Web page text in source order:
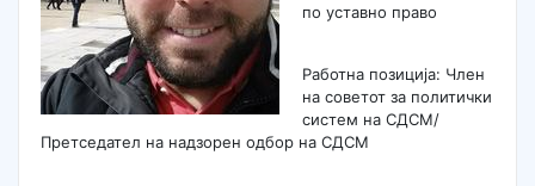
по уставно право
Работна позиција: Член
на советот за политички
систем на СДСМ/
Претседател на надзорен одбор на СДСМ